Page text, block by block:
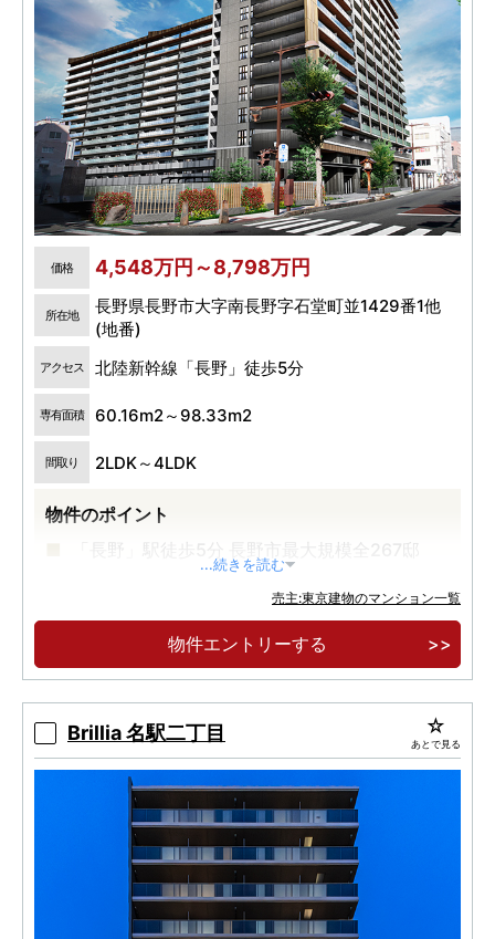
価格 4,548万円～8,798万円
所在地
長野県長野市大字南長野字石堂町並1429番1他
(地番)
アクセス 北陸新幹線「長野」徒歩5分
専有面積 60.16m2～98.33m2
間取り 2LDK～4LDK
物件のポイント
「長野」駅徒歩5分 長野市最大規模全267邸
...続きを読む
売主:東京建物のマンション一覧
物件エントリーする
Brillia 名駅二丁目 あとで見る